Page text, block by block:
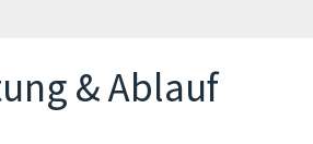
& Ablauf